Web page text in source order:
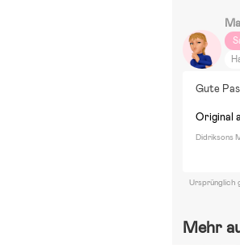
Gute
Original
Didriksons
Ursprünglich
Mehr